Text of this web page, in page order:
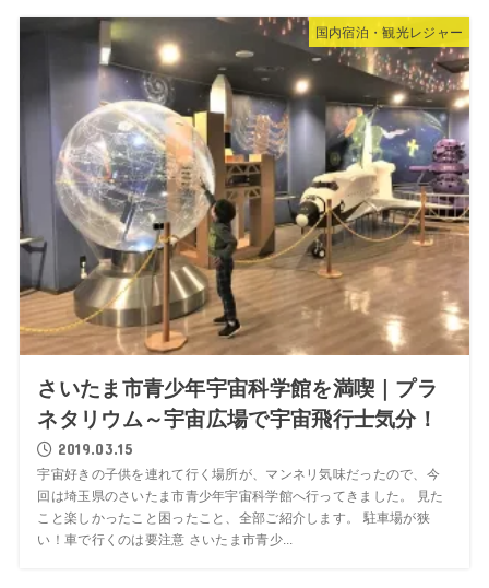
国内宿泊・観光レジャー
さいたま市青少年宇宙科学館を満喫｜プラ
ネタリウム～宇宙広場で宇宙飛行士気分！
2019.03.15
宇宙好きの子供を連れて行く場所が、マンネリ気味だったので、今
回は埼玉県のさいたま市青少年宇宙科学館へ行ってきました。 見た
こと楽しかったこと困ったこと、全部ご紹介します。 駐車場が狭
い！車で行くのは要注意 さいたま市青少...